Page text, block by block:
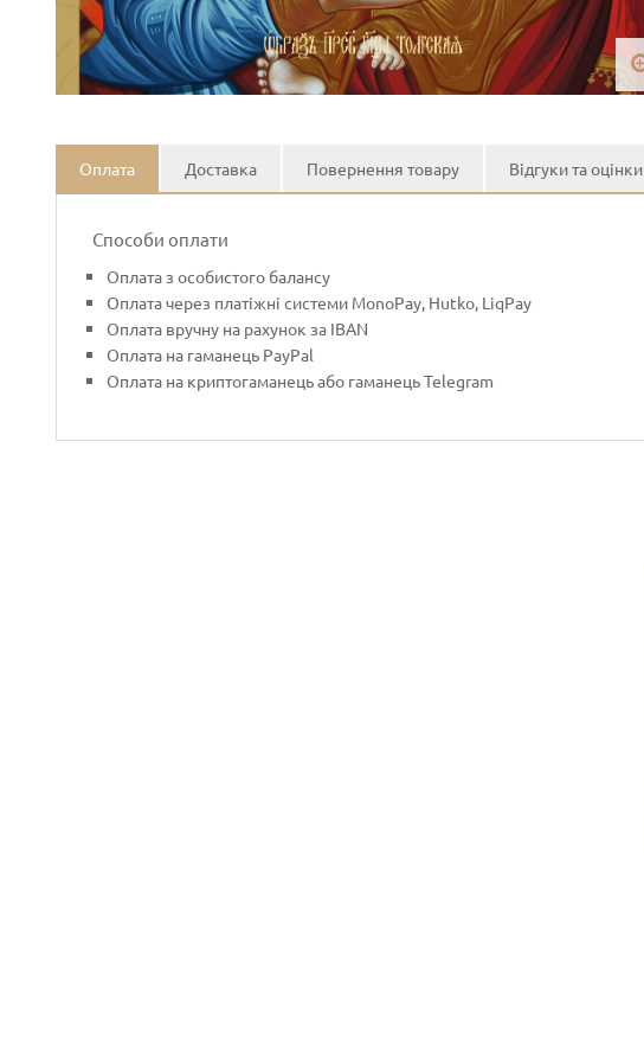
Оплата Доставка Повернення товару Відгуки та оцінки
Способи оплати
Оплата з особистого балансу
Оплата через платіжні системи MonoPay, Hutko, LiqPay
Оплата вручну на рахунок за IBAN
Оплата на гаманець PayPal
Оплата на криптогаманець або гаманець Telegram